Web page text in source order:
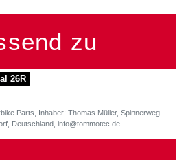
zu
26R
Parts, Inhaber: Thomas Müller, Spinnerweg
Deutschland, info@tommotec.de